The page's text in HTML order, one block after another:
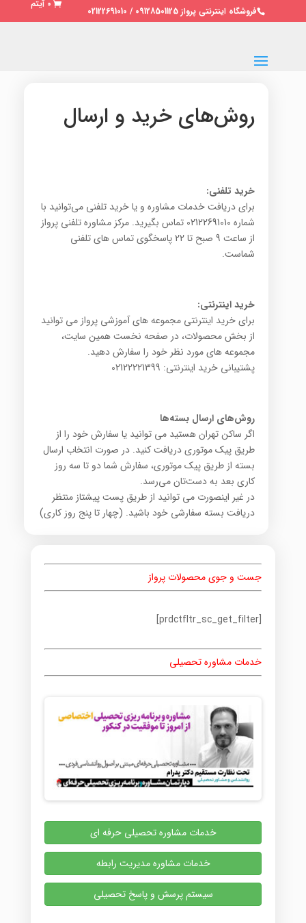
فروشگاه اینترنتی پرواز 09128501125 / 02122691010
0 آیتم
روش‌های خرید و ارسال
خرید تلفنی:
برای دریافت خدمات مشاوره و یا خرید تلفنی می‌توانید با
شماره 02122691010 تماس بگیرید. مرکز مشاوره تلفنی پرواز
از ساعت 9 صبح تا 22 پاسخگوی تماس های تلفنی
شماست.
خرید اینترنتی:
برای خرید اینترنتی مجموعه های آموزشی پرواز می توانید
از بخش محصولات، در صفحه نخست همین سایت،
مجموعه های مورد نظر خود را سفارش دهید.
پشتیبانی خرید اینترنتی: 02122221399
روش‌های ارسال بسته‌ها
اگر ساکن تهران هستید می توانید یا سفارش خود را از
طریق پیک موتوری دریافت کنید. در صورت انتخاب ارسال
بسته از طریق پیک موتوری، سفارش شما دو تا سه روز
کاری بعد به دست‌تان می‌رسد.
در غیر اینصورت می توانید از طریق پست پیشتاز منتظر
دریافت بسته سفارشی خود باشید. (چهار تا پنج روز کاری)
جست و جوی محصولات پرواز
[prdctfltr_sc_get_filter]
خدمات مشاوره تحصیلی
خدمات مشاوره تحصیلی حرفه ای
خدمات مشاوره مدیریت رابطه
سیستم پرسش و پاسخ تحصیلی